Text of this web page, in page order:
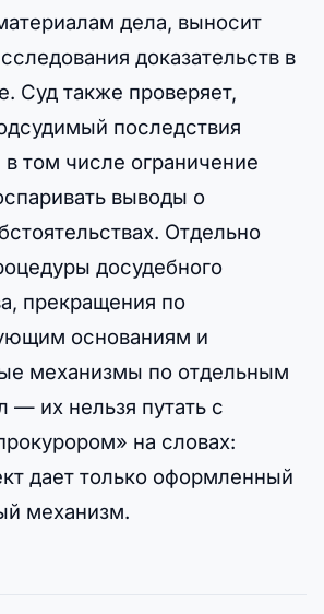
дела, выносит
доказательств в
Суд также проверяет,
последствия
в том числе ограничение
выводы о
Отдельно
досудебного
прекращения по
основаниям и
механизмы по отдельным
— их нельзя путать с
на словах:
дает только оформленный
механизм.